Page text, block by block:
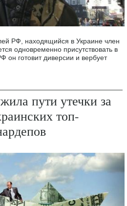
РФ, находящийся в Украине член
одновременно присутствовать в
он готовит диверсии и вербует
пути утечки за
топ-